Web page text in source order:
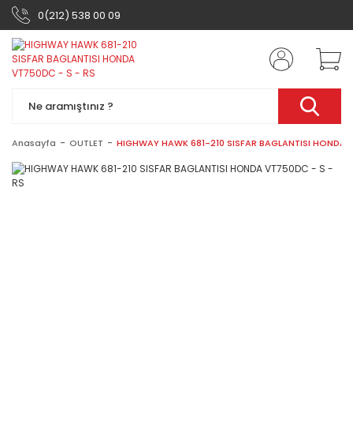
0(212) 538 00 09
Anasayfa OUTLET HIGHWAY HAWK 681-210 SISFAR BAGLANTISI